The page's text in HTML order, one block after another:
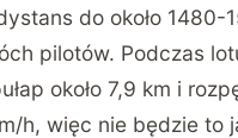
do około 1480-
pilotów. Podczas
około 7,9 km i
h, więc nie będzie to